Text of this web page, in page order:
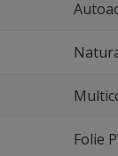
Folie